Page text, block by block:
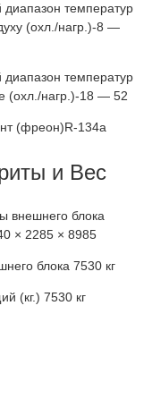
диапазон температур
(охл./нагр.)-8 —
диапазон температур
(охл./нагр.)-18 — 52
(фреон)R-134a
и Вес
внешнего блока
× 2285 × 8985
блока 7530 кг
(кг.) 7530 кг